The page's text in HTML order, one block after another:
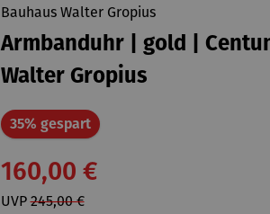
Bauhaus Walter Gropius
Armbanduhr | gold |
Walter Gropius
35% gespartRabatt
160,00 €
UVP245,00 €